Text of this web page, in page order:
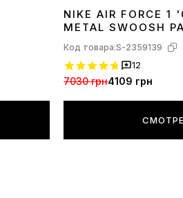
3637 38 39 40414344 45
NIKE AIR FORCE 1
METAL SWOOSH
Код товара:S-2359139
12
7030 грн4109 грн